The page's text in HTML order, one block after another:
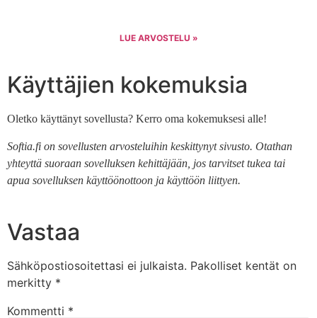
LUE ARVOSTELU »
Käyttäjien kokemuksia
Oletko käyttänyt sovellusta? Kerro oma kokemuksesi alle!
Softia.fi on sovellusten arvosteluihin keskittynyt sivusto. Otathan
yhteyttä suoraan sovelluksen kehittäjään, jos tarvitset tukea tai
apua sovelluksen käyttöönottoon ja käyttöön liittyen.
Vastaa
Sähköpostiosoitettasi ei julkaista. Pakolliset kentät on
merkitty *
Kommentti *